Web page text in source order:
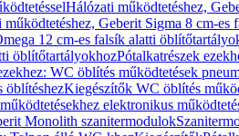
Hálózati működtetéshez,
működtetéshez, Geberit Sigma 8 cm-
12 cm-es falsík alatti
öblítőtartályokhozPótalkatrészek
WC öblítés működtetések
öblítéshezKiegészítők WC öblítés
elektronikus
Monolith szanitermodulok